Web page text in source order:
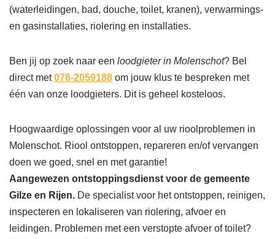
(waterleidingen, bad, douche, toilet, kranen), verwarmings-
en gasinstallaties, riolering en installaties.
Ben jij op zoek naar een loodgieter in Molenschot? Bel
direct met076-2059188 om jouw klus te bespreken met
één van onze loodgieters. Dit is geheel kosteloos.
Hoogwaardige oplossingen voor al uw rioolproblemen in
Molenschot. Riool ontstoppen, repareren en/of vervangen
doen we goed, snel en met garantie!
Aangewezen ontstoppingsdienst voor de gemeente
Gilze en Rijen. De specialist voor het ontstoppen, reinigen,
inspecteren en lokaliseren van riolering, afvoer en
leidingen. Problemen met een verstopte afvoer of toilet?